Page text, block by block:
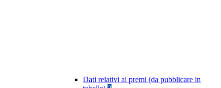
Dati relativi ai premi (da pubblicare in